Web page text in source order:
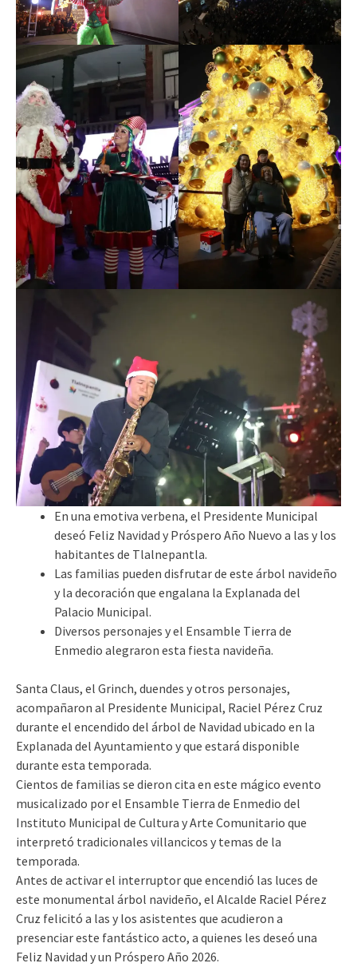
En una emotiva verbena, el Presidente Municipal
deseó Feliz Navidad y Próspero Año Nuevo a las y los
habitantes de Tlalnepantla.
Las familias pueden disfrutar de este árbol navideño
y la decoración que engalana la Explanada del
Palacio Municipal.
Diversos personajes y el Ensamble Tierra de
Enmedio alegraron esta fiesta navideña.
Santa Claus, el Grinch, duendes y otros personajes,
acompañaron al Presidente Municipal, Raciel Pérez Cruz
durante el encendido del árbol de Navidad ubicado en la
Explanada del Ayuntamiento y que estará disponible
durante esta temporada.
Cientos de familias se dieron cita en este mágico evento
musicalizado por el Ensamble Tierra de Enmedio del
Instituto Municipal de Cultura y Arte Comunitario que
interpretó tradicionales villancicos y temas de la
temporada.
Antes de activar el interruptor que encendió las luces de
este monumental árbol navideño, el Alcalde Raciel Pérez
Cruz felicitó a las y los asistentes que acudieron a
presenciar este fantástico acto, a quienes les deseó una
Feliz Navidad y un Próspero Año 2026.